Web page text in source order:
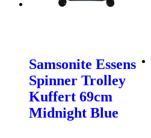
Samsonite Essens
Spinner Trolley
Kuffert 69cm
Midnight Blue